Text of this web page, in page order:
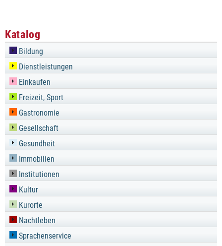
Katalog
Bildung
Dienstleistungen
Einkaufen
Freizeit, Sport
Gastronomie
Gesellschaft
Gesundheit
Immobilien
Institutionen
Kultur
Kurorte
Nachtleben
Sprachenservice